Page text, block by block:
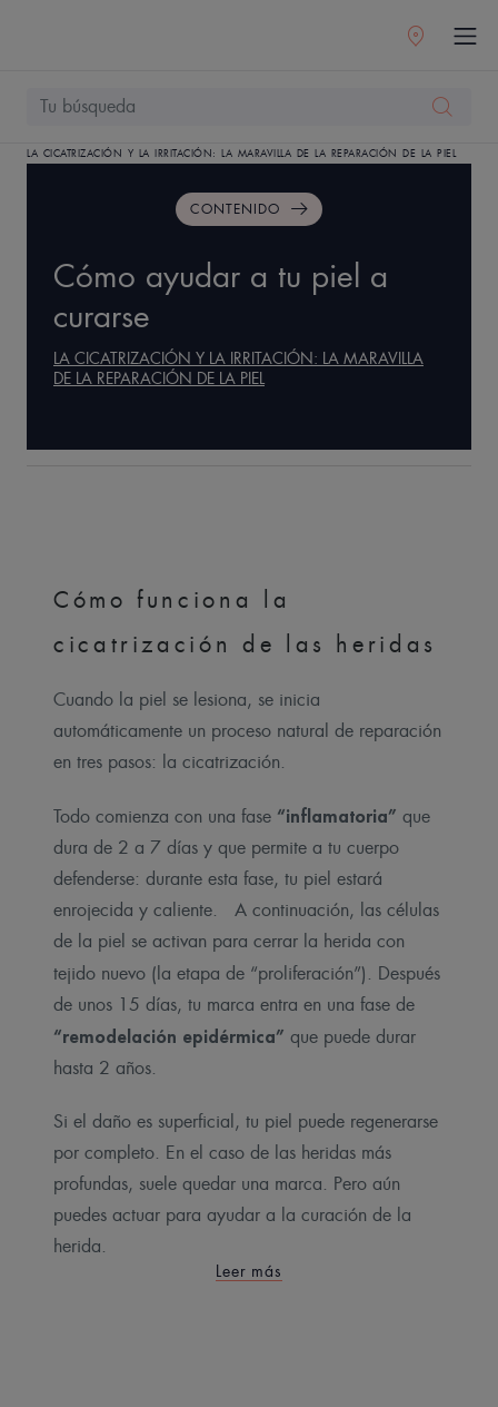
LA CICATRIZACIÓN Y LA IRRITACIÓN: LA MARAVILLA DE LA REPARACIÓN DE LA PIEL
CONTENIDO
Cómo ayudar a tu piel a
curarse
LA CICATRIZACIÓN Y LA IRRITACIÓN: LA MARAVILLA
DE LA REPARACIÓN DE LA PIEL
Cómo funciona la
cicatrización de las heridas
Cuando la piel se lesiona, se inicia
automáticamente un proceso natural de reparación
en tres pasos: la cicatrización.
Todo comienza con una fase “inflamatoria” que
dura de 2 a 7 días y que permite a tu cuerpo
defenderse: durante esta fase, tu piel estará
enrojecida y caliente.
A continuación, las células
de la piel se activan para cerrar la herida con
tejido nuevo (la etapa de “proliferación”). Después
de unos 15 días, tu marca entra en una fase de
“remodelación epidérmica” que puede durar
hasta 2 años.
Si el daño es superficial, tu piel puede regenerarse
por completo. En el caso de las heridas más
profundas, suele quedar una marca. Pero aún
puedes actuar para ayudar a la curación de la
herida.
Leer más